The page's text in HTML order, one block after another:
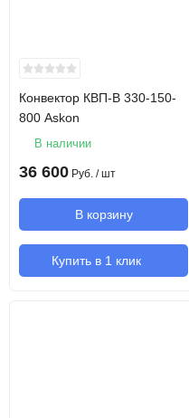
Конвектор КВП-В 330-150-
800 Askon
В наличии
36 600 Руб. / шт
В корзину
Купить в 1 клик